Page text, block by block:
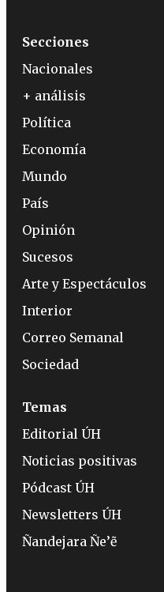
Secciones
Nacionales
+ análisis
Política
Economía
Mundo
País
Opinión
Sucesos
Arte y Espectáculos
Interior
Correo Semanal
Sociedad
Temas
Editorial ÚH
Noticias positivas
Pódcast ÚH
Newsletters ÚH
Ñandejara Ñe’ẽ